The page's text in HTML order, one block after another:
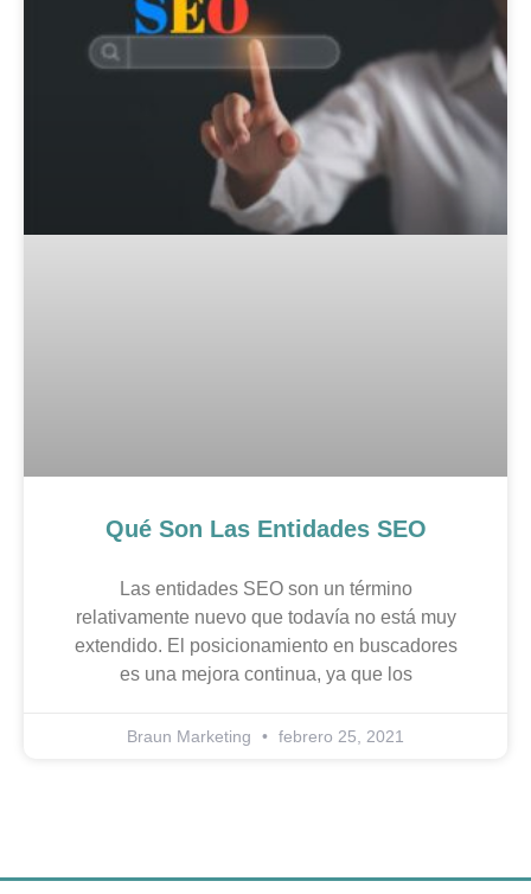
Qué Son Las Entidades SEO
Las entidades SEO son un término
relativamente nuevo que todavía no está muy
extendido. El posicionamiento en buscadores
es una mejora continua, ya que los
Braun Marketing febrero 25, 2021